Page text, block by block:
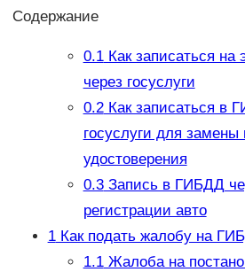
Содержание
0.1Как записаться на
через госуслуги
0.2Как записаться в
госуслуги для замены
удостоверения
0.3Запись в ГИБДД
регистрации авто
1Как подать жалобу на
1.1Жалоба на